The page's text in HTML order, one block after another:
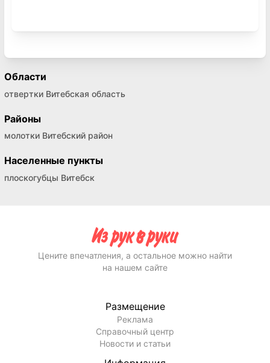
Области
отвертки Витебская область
Районы
молотки Витебский район
Населенные пункты
плоскогубцы Витебск
Цените впечатления, а остальное можно найти
на нашем сайте
Размещение
Реклама
Справочный центр
Новости и статьи